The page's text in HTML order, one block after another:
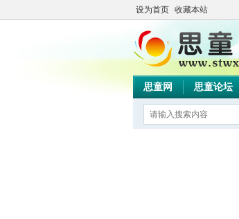
设为首页 收藏本站
思童网 思童论坛